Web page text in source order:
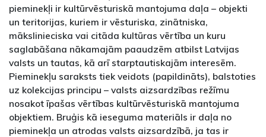
pieminekļi ir kultūrvēsturiskā mantojuma daļa – objekti
un teritorijas, kuriem ir vēsturiska, zinātniska,
mākslinieciska vai citāda kultūras vērtība un kuru
saglabāšana nākamajām paaudzēm atbilst Latvijas
valsts un tautas, kā arī starptautiskajām interesēm.
Pieminekļu saraksts tiek veidots (papildināts), balstoties
uz kolekcijas principu – valsts aizsardzības režīmu
nosakot īpašas vērtības kultūrvēsturiskā mantojuma
objektiem. Bruģis kā ieseguma materiāls ir daļa no
pieminekļa un atrodas valsts aizsardzībā, ja tas ir